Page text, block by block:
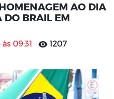
AO DIA
DO BRAIL EM
09:31
1207